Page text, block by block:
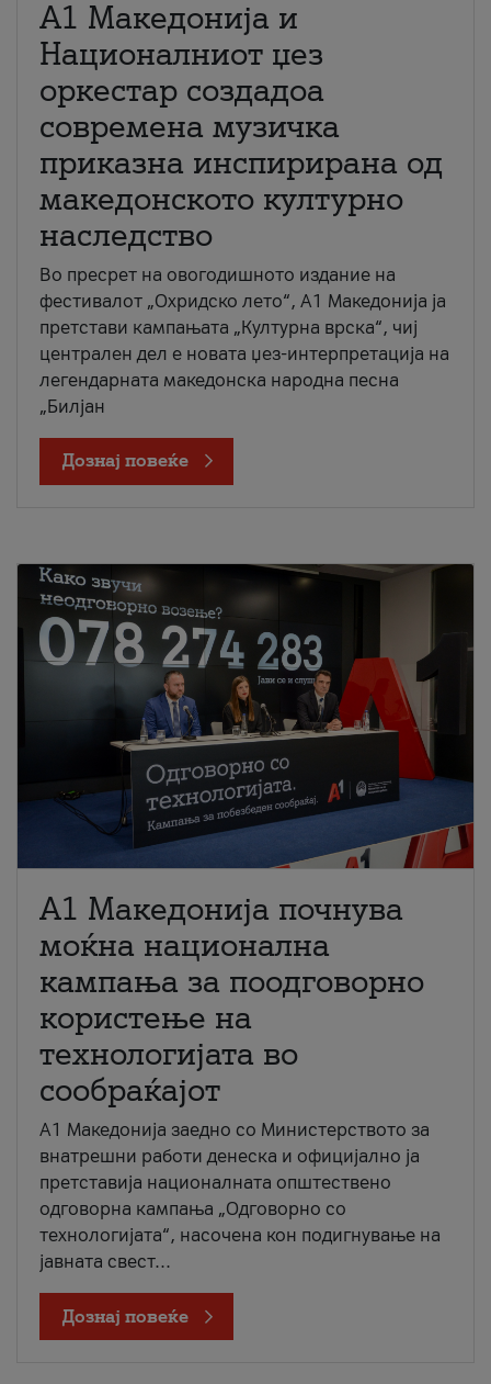
А1 Македонија и
Националниот џез
оркестар создадоа
современа музичка
приказна инспирирана од
македонското културно
наследство
Во пресрет на овогодишното издание на
фестивалот „Охридско лето“, А1 Македонија ја
претстави кампањата „Културна врска“, чиј
централен дел е новата џез-интерпретација на
легендарната македонска народна песна
„Билјан
Дознај повеќе
A1 Македонија почнува
моќна национална
кампања за поодговорно
користење на
технологијата во
сообраќајот
A1 Македонија заедно со Министерството за
внатрешни работи денеска и официјално ја
претставија националната општествено
одговорна кампања „Одговорно со
технологијата“, насочена кон подигнување на
јавната свест...
Дознај повеќе